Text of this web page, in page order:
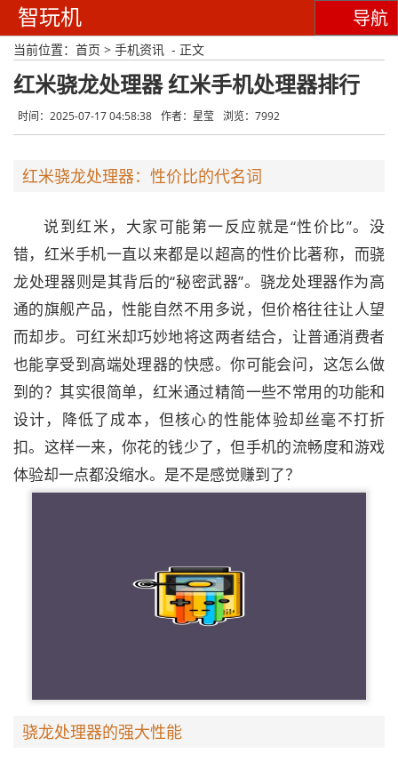
智玩机 导航
当前位置： 首页 > 手机资讯 - 正文
红米骁龙处理器 红米手机处理器排行
时间：2025-07-17 04:58:38 作者：星莹 浏览：7992
红米骁龙处理器：性价比的代名词
说到红米，大家可能第一反应就是“性价比”。没
错，红米手机一直以来都是以超高的性价比著称，而骁
龙处理器则是其背后的“秘密武器”。骁龙处理器作为高
通的旗舰产品，性能自然不用多说，但价格往往让人望
而却步。可红米却巧妙地将这两者结合，让普通消费者
也能享受到高端处理器的快感。你可能会问，这怎么做
到的？其实很简单，红米通过精简一些不常用的功能和
设计，降低了成本，但核心的性能体验却丝毫不打折
扣。这样一来，你花的钱少了，但手机的流畅度和游戏
体验却一点都没缩水。是不是感觉赚到了？
骁龙处理器的强大性能